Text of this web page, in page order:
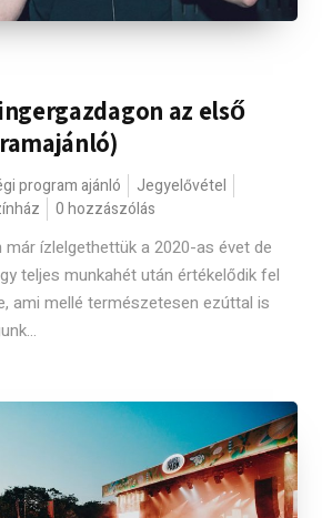
az első
program ajánló
Jegyelővétel
0 hozzászólás
ízlelgethettük a 2020-as évet de
teljes munkahét után értékelődik fel
ami mellé természetesen ezúttal is